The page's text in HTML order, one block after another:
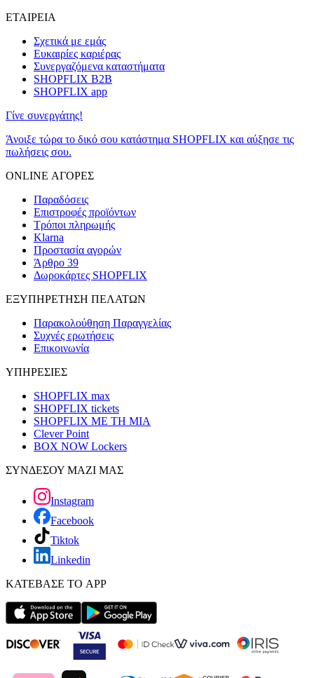
ΕΤΑΙΡΕΙΑ
Σχετικά με εμάς
Ευκαιρίες καριέρας
Συνεργαζόμενα καταστήματα
SHOPFLIX B2B
SHOPFLIX app
Γίνε συνεργάτης!
Άνοιξε τώρα το δικό σου κατάστημα SHOPFLIX και αύξησε τις
πωλήσεις σου.
ONLINE ΑΓΟΡΕΣ
Παραδόσεις
Επιστροφές προϊόντων
Τρόποι πληρωμής
Klarna
Προστασία αγορών
Άρθρο 39
Δωροκάρτες SHOPFLIX
ΕΞΥΠΗΡΕΤΗΣΗ ΠΕΛΑΤΩΝ
Παρακολούθηση Παραγγελίας
Συχνές ερωτήσεις
Επικοινωνία
ΥΠΗΡΕΣΙΕΣ
SHOPFLIX max
SHOPFLIX tickets
SHOPFLIX ΜΕ ΤΗ ΜΙΑ
Clever Point
BOX NOW Lockers
ΣΥΝΔΕΣΟΥ ΜΑΖΙ ΜΑΣ
Instagram
Facebook
Tiktok
Linkedin
ΚΑΤΕΒΑΣΕ ΤΟ APP